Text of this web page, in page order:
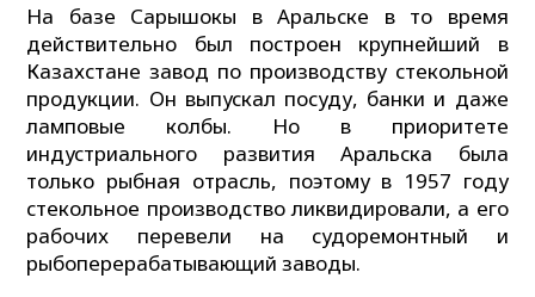
На базе Сарышокы в Аральске в то время
действительно был построен крупнейший в
Казахстане завод по производству стекольной
продукции. Он выпускал посуду, банки и даже
ламповые колбы. Но в приоритете
индустриального развития Аральска была
только рыбная отрасль, поэтому в 1957 году
стекольное производство ликвидировали, а его
рабочих перевели на судоремонтный и
рыбоперерабатывающий заводы.